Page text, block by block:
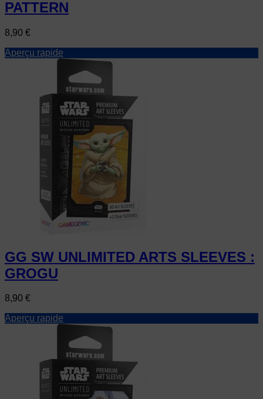
PATTERN
Prix
8,90 €
Aperçu rapide
GG SW UNLIMITED ARTS SLEEVES :
GROGU
Prix
8,90 €
Aperçu rapide